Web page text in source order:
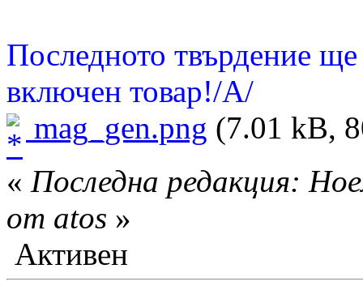
Последното твърдение
включен товар!/А/
mag_gen.png (7.01 kB,
« Последна редакция:
от atos »
Активен